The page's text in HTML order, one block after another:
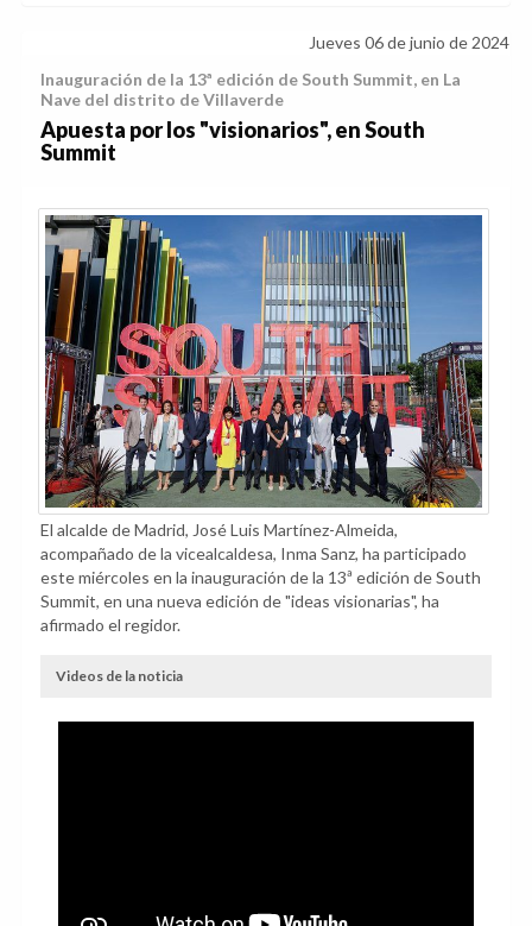
Jueves 06 de junio de 2024
Inauguración de la 13ª edición de South Summit, en La
Nave del distrito de Villaverde
Apuesta por los "visionarios", en South
Summit
El alcalde de Madrid, José Luis Martínez-Almeida,
acompañado de la vicealcaldesa, Inma Sanz, ha participado
este miércoles en la inauguración de la 13ª edición de South
Summit, en una nueva edición de "ideas visionarias", ha
afirmado el regidor.
Videos de la noticia